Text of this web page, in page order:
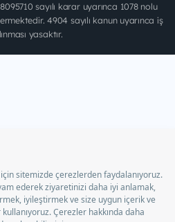
sayılı karar uyarınca 1078 nolu
4904 sayılı kanun uyarınca iş
yasaktır.